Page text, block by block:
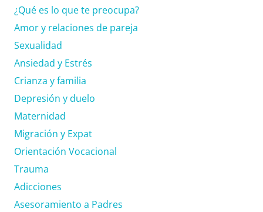
¿Qué es lo que te preocupa?
Amor y relaciones de pareja
Sexualidad
Ansiedad y Estrés
Crianza y familia
Depresión y duelo
Maternidad
Migración y Expat
Orientación Vocacional
Trauma
Adicciones
Asesoramiento a Padres